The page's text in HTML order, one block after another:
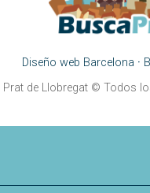
Diseño web Barcelona ·
de Llobregat© Todos